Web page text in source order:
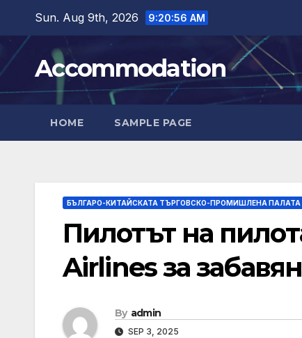
content
Sun. Aug 9th, 2026 9:20:57 AM
Accommodation
HOME SAMPLE PAGE
БЪЛГАРО-КИТАЙСКАТА ТЪРГОВСКО-ПРОМИШЛЕНА ПАЛАТА
Пилотът на
Airlines за
By admin
SEP 3, 2025